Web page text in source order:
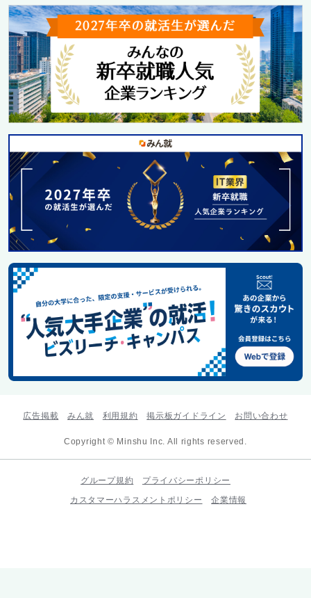
広告掲載 みん就 利用規約 掲示板ガイドライン お問い合わせ
Copyright © Minshu Inc. All rights reserved.
グループ規約
プライバシーポリシー
カスタマーハラスメントポリシー
企業情報